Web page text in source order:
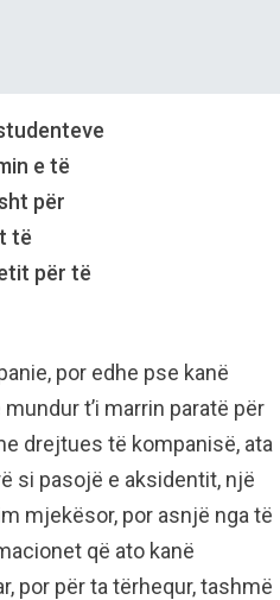
e të
për
të
për të
por edhe pse kanë
t’i marrin paratë për
drejtues të kompanisë, ata
si pasojë e aksidentit, një
mjekësor, por asnjë nga të
që ato kanë
por për ta tërhequr, tashmë